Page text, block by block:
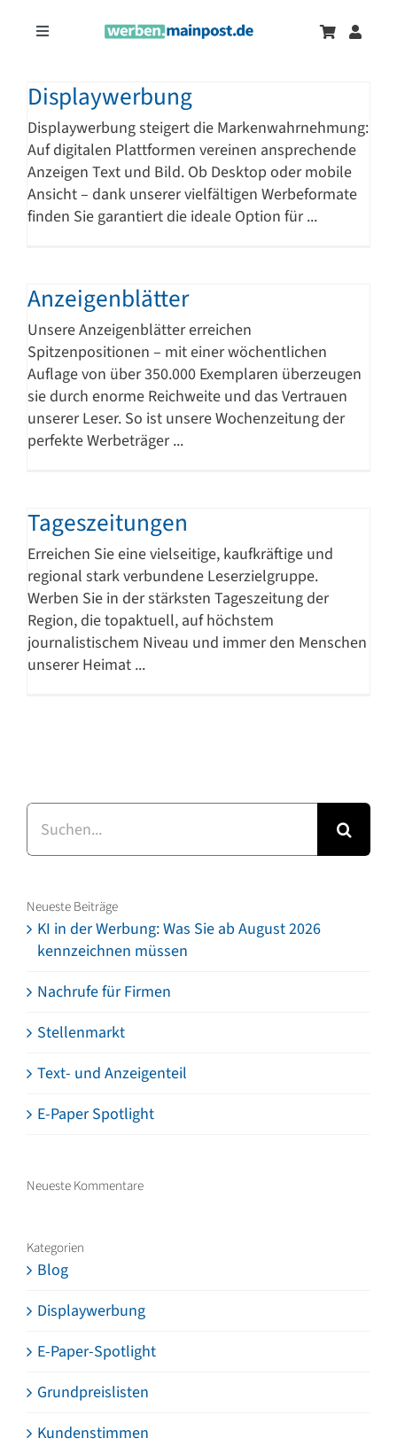
InhaltToggle
Zeitungsanzeigen
Onlinewerbung
Displaywerbung
Displaywerbung steigert die Markenwahrnehmung:
Auf digitalen Plattformen vereinen ansprechende
Anzeigen Text und Bild. Ob Desktop oder mobile
Ansicht – dank unserer vielfältigen Werbeformate
finden Sie garantiert die ideale Option für ...
Anzeigenblätter
Unsere Anzeigenblätter erreichen
Spitzenpositionen – mit einer wöchentlichen
Auflage von über 350.000 Exemplaren überzeugen
sie durch enorme Reichweite und das Vertrauen
unserer Leser. So ist unsere Wochenzeitung der
perfekte Werbeträger ...
Tageszeitungen
Erreichen Sie eine vielseitige, kaufkräftige und
regional stark verbundene Leserzielgruppe.
Werben Sie in der stärksten Tageszeitung der
Region, die topaktuell, auf höchstem
journalistischem Niveau und immer den Menschen
unserer Heimat ...
Suche
nach:
Neueste Beiträge
KI in der Werbung: Was Sie ab August 2026
kennzeichnen müssen
Nachrufe für Firmen
Stellenmarkt
Text- und Anzeigenteil
E-Paper Spotlight
Neueste Kommentare
Kategorien
Blog
Displaywerbung
E-Paper-Spotlight
Grundpreislisten
Kundenstimmen